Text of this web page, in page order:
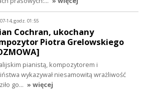
14, godz. 01:55
Cochran, ukochany
Piotra Grelowskiego
pianistą, kompozytorem i
wykazywał niesamowitą wrażliwość
go… » więcej